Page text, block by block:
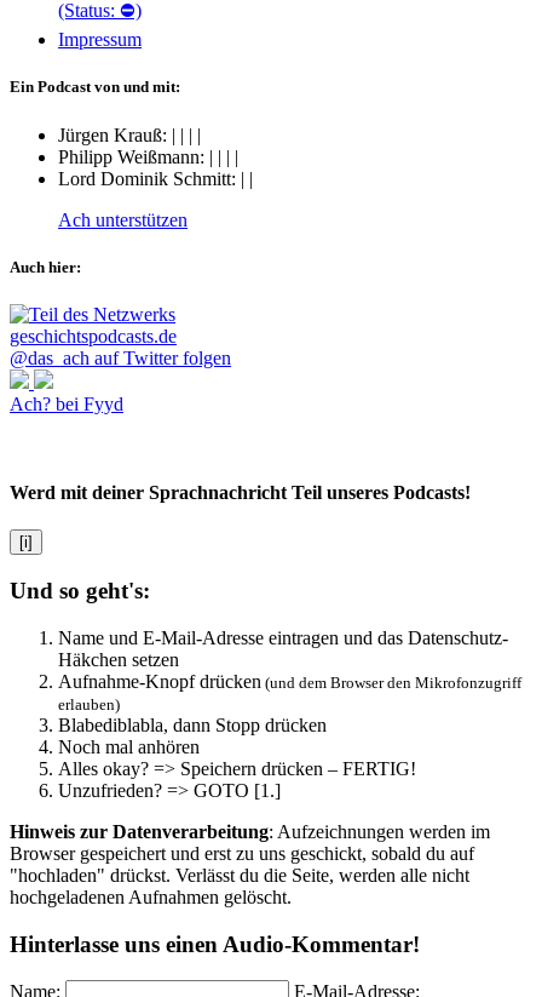
(Status: ⛔)
Impressum
Ein Podcast von und mit:
Jürgen Krauß: | | | |
Philipp Weißmann: | | | |
Lord Dominik Schmitt: | |
Ach unterstützen
Auch hier:
@das_ach auf Twitter folgen
Ach? bei Fyyd
Werd mit deiner Sprachnachricht Teil unseres Podcasts!
[i]
Und so geht's:
Name und E-Mail-Adresse eintragen und das Datenschutz-
Häkchen setzen
Aufnahme-Knopf drücken (und dem Browser den Mikrofonzugriff
erlauben)
Blabediblabla, dann Stopp drücken
Noch mal anhören
Alles okay? => Speichern drücken – FERTIG!
Unzufrieden? => GOTO [1.]
Hinweis zur Datenverarbeitung: Aufzeichnungen werden im
Browser gespeichert und erst zu uns geschickt, sobald du auf
"hochladen" drückst. Verlässt du die Seite, werden alle nicht
hochgeladenen Aufnahmen gelöscht.
Hinterlasse uns einen Audio-Kommentar!
Name: E-Mail-Adresse: